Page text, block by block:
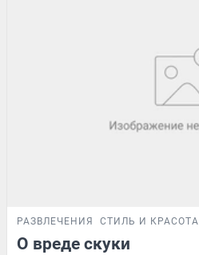
РАЗВЛЕЧЕНИЯ СТИЛЬ И КРАСОТА
О вреде скуки